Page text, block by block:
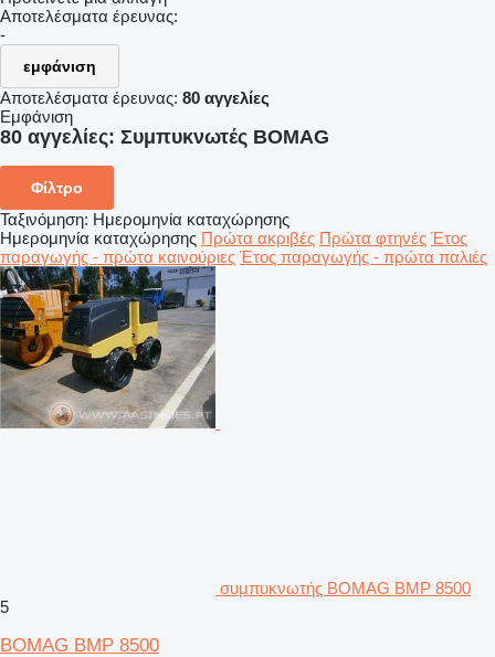
Αποτελέσματα έρευνας:
-
εμφάνιση
Αποτελέσματα έρευνας: 80 αγγελίες
Εμφάνιση
80 αγγελίες: Συμπυκνωτές BOMAG
Φίλτρο
Ταξινόμηση: Ημερομηνία καταχώρησης
Ημερομηνία καταχώρησης Πρώτα ακριβές Πρώτα φτηνές Έτος
παραγωγής - πρώτα καινούριες Έτος παραγωγής - πρώτα παλιές
συμπυκνωτής BOMAG BMP 8500
5
BOMAG BMP 8500